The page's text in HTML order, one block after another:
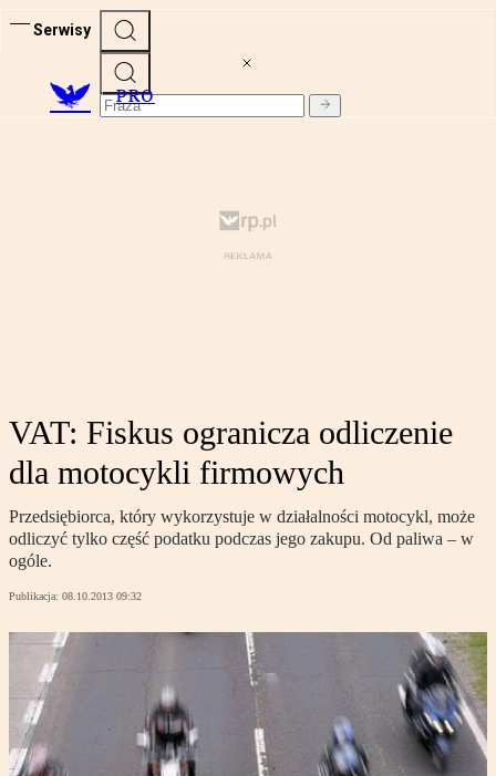
Serwisy
PRO
VAT: Fiskus ogranicza odliczenie
dla motocykli firmowych
Przedsiębiorca, który wykorzystuje w działalności motocykl, może
odliczyć tylko część podatku podczas jego zakupu. Od paliwa – w
ogóle.
Publikacja: 08.10.2013 09:32